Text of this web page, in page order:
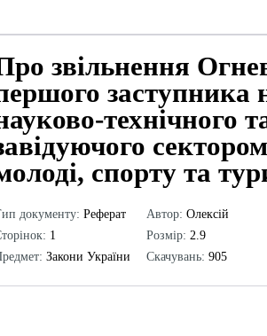
звільнення
заступника
технічного
спорту та
документу: Реферат
1
Закони України
Автор: Олексій
Розмір: 2.9
Скачувань: 905